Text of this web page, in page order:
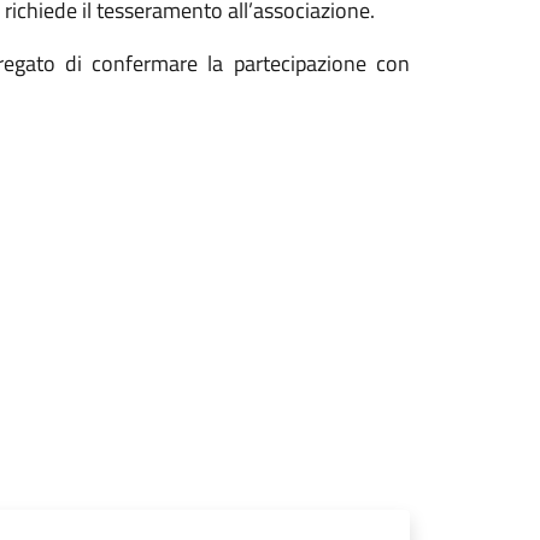
il tesseramento all’associazione.
di confermare la partecipazione con